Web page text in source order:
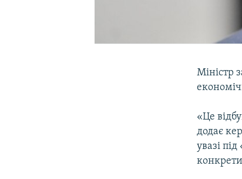
Міністр
«Це
додає
увазі